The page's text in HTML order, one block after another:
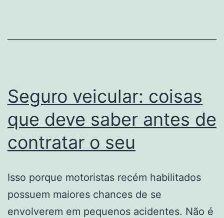
proteção
Seguro veicular: coisas
que deve saber antes de
contratar o seu
Isso porque motoristas recém habilitados
possuem maiores chances de se
envolverem em pequenos acidentes. Não é